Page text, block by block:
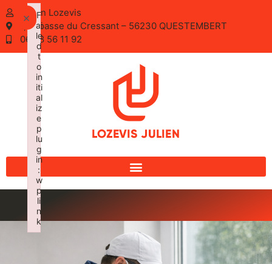
Julien Lozevis
1, Impasse du Cressant – 56230 QUESTEMBERT
06 28 56 11 92
F
ai
le
d
t
o
in
iti
al
iz
e
p
lu
g
in
:
w
p
li
n
k
×
Failed to initialize plugin: wplink